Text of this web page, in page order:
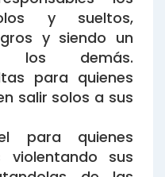
y sueltos,
y siendo un
los demás.
para quienes
salir solos a sus
para quienes
violentando sus